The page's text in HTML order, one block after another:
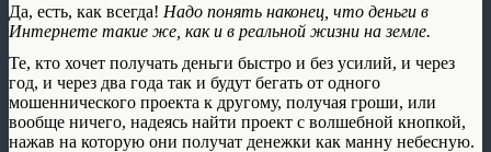
Да, есть, как всегда! Надо понять наконец, что деньги в
Интернете такие же, как и в реальной жизни на земле.
Те, кто хочет получать деньги быстро и без усилий, и через
год, и через два года так и будут бегать от одного
мошеннического проекта к другому, получая гроши, или
вообще ничего, надеясь найти проект с волшебной кнопкой,
нажав на которую они получат денежки как манну небесную.